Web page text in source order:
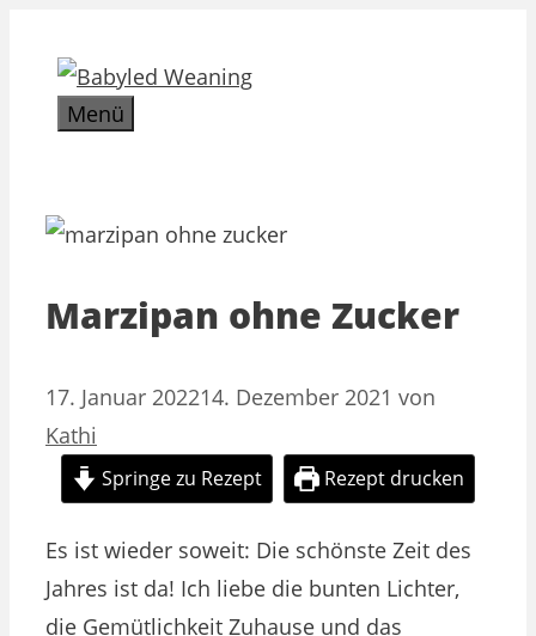
Inhalt
springenMenü
Marzipan ohne Zucker
17. Januar 202214. Dezember 2021 von
Kathi
Springe zu Rezept Rezept drucken
Es ist wieder soweit: Die schönste Zeit des
Jahres ist da! Ich liebe die bunten Lichter,
die Gemütlichkeit Zuhause und das